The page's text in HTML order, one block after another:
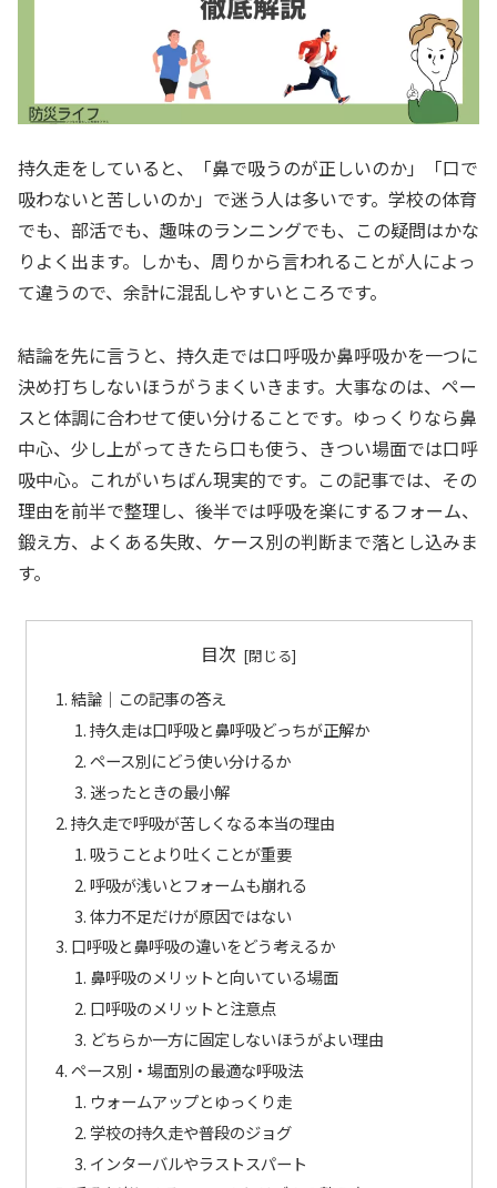
持久走をしていると、「鼻で吸うのが正しいのか」「口で
吸わないと苦しいのか」で迷う人は多いです。学校の体育
でも、部活でも、趣味のランニングでも、この疑問はかな
りよく出ます。しかも、周りから言われることが人によっ
て違うので、余計に混乱しやすいところです。
結論を先に言うと、持久走では口呼吸か鼻呼吸かを一つに
決め打ちしないほうがうまくいきます。大事なのは、ペー
スと体調に合わせて使い分けることです。ゆっくりなら鼻
中心、少し上がってきたら口も使う、きつい場面では口呼
吸中心。これがいちばん現実的です。この記事では、その
理由を前半で整理し、後半では呼吸を楽にするフォーム、
鍛え方、よくある失敗、ケース別の判断まで落とし込みま
す。
目次
結論｜この記事の答え
持久走は口呼吸と鼻呼吸どっちが正解か
ペース別にどう使い分けるか
迷ったときの最小解
持久走で呼吸が苦しくなる本当の理由
吸うことより吐くことが重要
呼吸が浅いとフォームも崩れる
体力不足だけが原因ではない
口呼吸と鼻呼吸の違いをどう考えるか
鼻呼吸のメリットと向いている場面
口呼吸のメリットと注意点
どちらか一方に固定しないほうがよい理由
ペース別・場面別の最適な呼吸法
ウォームアップとゆっくり走
学校の持久走や普段のジョグ
インターバルやラストスパート